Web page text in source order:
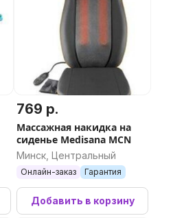
769 р.
Массажная накидка на
сиденье Medisana MCN
Минск, Центральный
Онлайн-заказ Гарантия
Добавить в корзину